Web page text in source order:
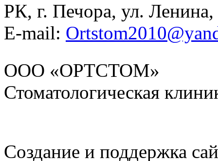
РК, г. Печора, ул. Ленина,
E-mail:
ООО «ОРТСТОМ»
Стоматологическая
Создание и поддержка